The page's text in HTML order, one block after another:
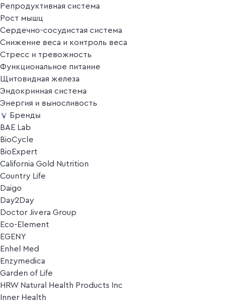
Репродуктивная система
Рост мышц
Сердечно-сосудистая система
Снижение веса и контроль веса
Стресс и тревожность
Функциональное питание
Щитовидная железа
Эндокринная система
Энергия и выносливость
Бренды
BAE Lab
BioCycle
BioExpert
California Gold Nutrition
Country Life
Daigo
Day2Day
Doctor Jivera Group
Eco-Element
EGENY
Enhel Med
Enzymedica
Garden of Life
HRW Natural Health Products Inc
Inner Health